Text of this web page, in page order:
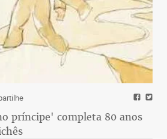
príncipe' completa 80 anos